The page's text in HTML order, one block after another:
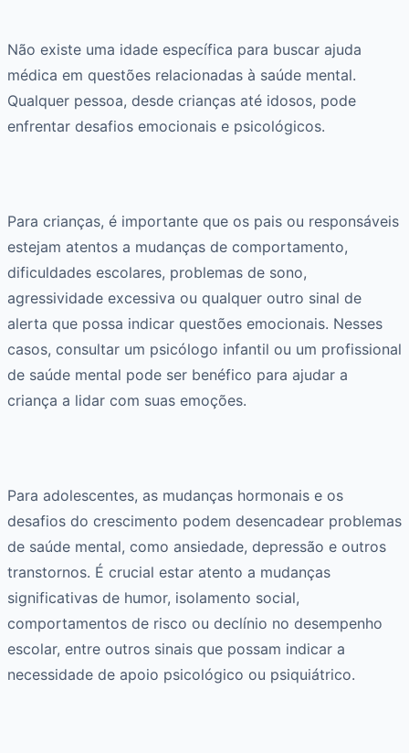
Não existe uma idade específica para buscar ajuda
médica em questões relacionadas à saúde mental.
Qualquer pessoa, desde crianças até idosos, pode
enfrentar desafios emocionais e psicológicos.
Para crianças, é importante que os pais ou responsáveis
estejam atentos a mudanças de comportamento,
dificuldades escolares, problemas de sono,
agressividade excessiva ou qualquer outro sinal de
alerta que possa indicar questões emocionais. Nesses
casos, consultar um psicólogo infantil ou um profissional
de saúde mental pode ser benéfico para ajudar a
criança a lidar com suas emoções.
Para adolescentes, as mudanças hormonais e os
desafios do crescimento podem desencadear problemas
de saúde mental, como ansiedade, depressão e outros
transtornos. É crucial estar atento a mudanças
significativas de humor, isolamento social,
comportamentos de risco ou declínio no desempenho
escolar, entre outros sinais que possam indicar a
necessidade de apoio psicológico ou psiquiátrico.